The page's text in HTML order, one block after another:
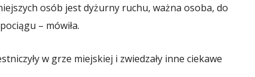
osób jest dyżurny ruchu, ważna osoba, do
– mówiła.
w grze miejskiej i zwiedzały inne ciekawe